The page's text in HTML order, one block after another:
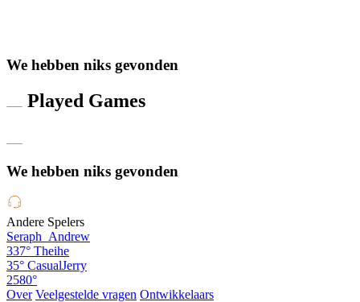
We hebben niks gevonden
Played Games
We hebben niks gevonden
Andere Spelers
Seraph_Andrew
337° Theihe
35° CasualJerry
2580°
Over Veelgestelde vragen Ontwikkelaars